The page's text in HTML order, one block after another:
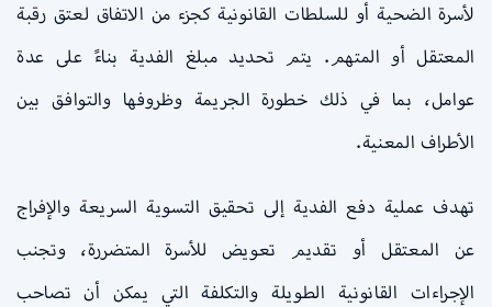
لأسرة الضحية أو للسلطات القانونية كجزء من الاتفاق لعتق رقبة
المعتقل أو المتهم. يتم تحديد مبلغ الفدية بناءً على عدة
عوامل، بما في ذلك خطورة الجريمة وظروفها والتوافق بين
الأطراف المعنية.
تهدف عملية دفع الفدية إلى تحقيق التسوية السريعة والإفراج
عن المعتقل أو تقديم تعويض للأسرة المتضررة، وتجنب
الإجراءات القانونية الطويلة والتكلفة التي يمكن أن تصاحب